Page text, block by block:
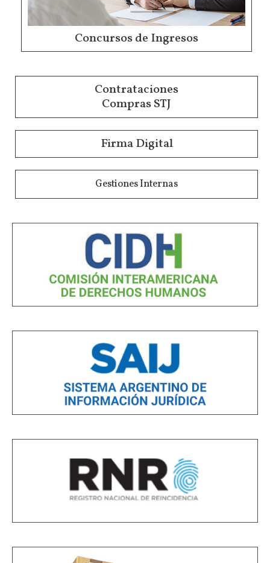
Concursos de Ingresos
Contrataciones
Compras STJ
Firma Digital
Gestiones Internas